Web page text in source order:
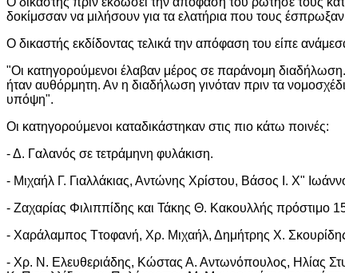
δοκίμσσαν να μιλήσουν για τα ελατήρια που τους
Ο δικαστής εκδίδοντας τελικά την απόφαση του είπε
"Οι κατηγορούμενοι έλαβαν μέρος σε παράνομη διαδήλωση.
ήταν αυθόρμητη. Αν η διαδήλωση γινόταν πριν τα
υπόψη".
Οι κατηγορούμενοι καταδικάστηκαν στις πιο κάτω ποινές:
- Δ. Γαλανός σε τετράμηνη φυλάκιση.
- Μιχαήλ Γ. Γιαλλάκιας, Αντώνης Χρίστου, Βάσος Ι. Χ"
- Ζαχαρίας Φιλιππίδης και Τάκης Θ. Κακουλλής πρόστιμο
- Χαράλαμπος Ττοφανή, Χρ. Μιχαήλ, Δημήτρης Χ.
- Χρ. Ν. Ελευθεριάδης, Κώστας Α. Αντωνόπουλος, Ηλίας